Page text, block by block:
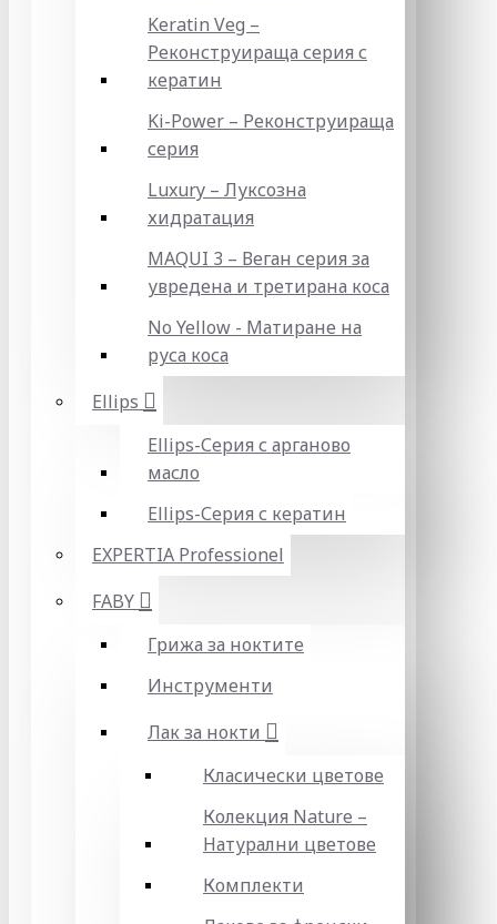
Keratin Veg –
Реконструираща серия с
кератин
Ki-Power – Реконструираща
серия
Luxury – Луксозна
хидратация
MAQUI 3 – Веган серия за
увредена и третирана коса
No Yellow - Матиране на
руса коса
Ellips
Ellips-Серия с арганово
масло
Ellips-Серия с кератин
EXPERTIA Professionel
FABY
Грижа за ноктите
Инструменти
Лак за нокти
Класически цветове
Колекция Nature –
Натурални цветове
Комплекти